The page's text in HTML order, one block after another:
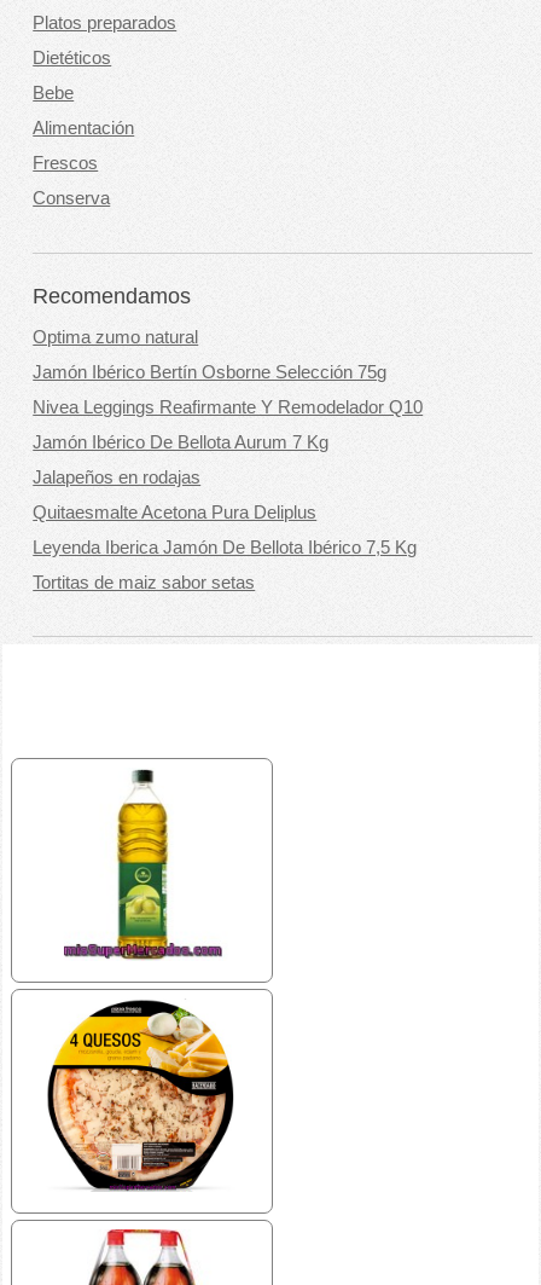
Platos preparados
Dietéticos
Bebe
Alimentación
Frescos
Conserva
Recomendamos
Optima zumo natural
Jamón Ibérico Bertín Osborne Selección 75g
Nivea Leggings Reafirmante Y Remodelador Q10
Jamón Ibérico De Bellota Aurum 7 Kg
Jalapeños en rodajas
Quitaesmalte Acetona Pura Deliplus
Leyenda Iberica Jamón De Bellota Ibérico 7,5 Kg
Tortitas de maiz sabor setas